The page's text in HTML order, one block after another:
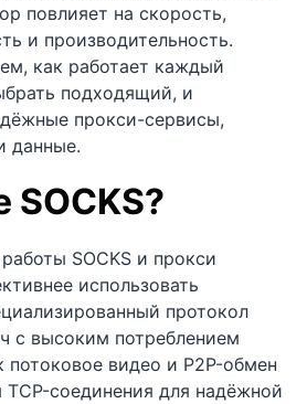
повлияет на скорость,
и производительность.
как работает каждый
подходящий, и
прокси-сервисы,
данные.
SOCKS?
SOCKS и прокси
использовать
протокол
с высоким потреблением
потоковое видео и P2P-обмен
соединения для надёжной